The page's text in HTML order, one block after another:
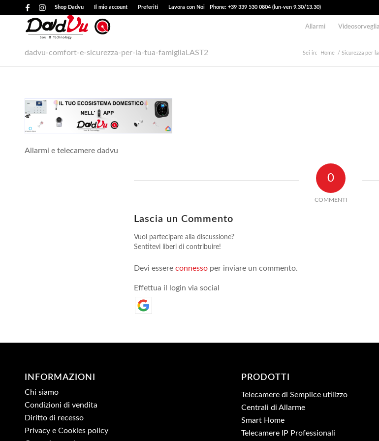
Shop Dadvu Il mio account Preferiti Lavora con Noi Phone: +39 339 530 0804 (lun-ven 9.30/13.30)
Allarmi
dadvu-comfort-e-sicurezza-per-la-tua-famigliaLAST2 Sei in: Home / Sicurezza per
Allarmi e telecamere dadvu
0
COMMENTI
Lascia un Commento
Vuoi partecipare alla discussione?
Sentitevi liberi di contribuire!
Devi essere connesso per inviare un commento.
Effettua il login via social
INFORMAZIONI
Chi siamo
Condizioni di vendita
Diritto di recesso
Privacy e Cookies policy
PRODOTTI
Telecamere di Semplice utilizzo
Centrali di Allarme
Smart Home
Telecamere IP Professionali